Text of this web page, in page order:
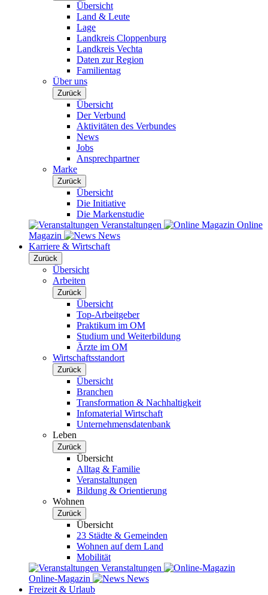
Übersicht
Land & Leute
Lage
Landkreis Cloppenburg
Landkreis Vechta
Daten zur Region
Familientag
Über uns
Zurück
Übersicht
Der Verbund
Aktivitäten des Verbundes
News
Jobs
Ansprechpartner
Marke
Zurück
Übersicht
Die Initiative
Die Markenstudie
Veranstaltungen
Online
Magazin
News
Karriere & Wirtschaft
Zurück
Übersicht
Arbeiten
Zurück
Übersicht
Top-Arbeitgeber
Praktikum im OM
Studium und Weiterbildung
Ärzte im OM
Wirtschaftsstandort
Zurück
Übersicht
Branchen
Transformation & Nachhaltigkeit
Infomaterial Wirtschaft
Unternehmensdatenbank
Leben
Zurück
Übersicht
Alltag & Familie
Veranstaltungen
Bildung & Orientierung
Wohnen
Zurück
Übersicht
23 Städte & Gemeinden
Wohnen auf dem Land
Mobilität
Veranstaltungen
Online-Magazin
News
Freizeit & Urlaub